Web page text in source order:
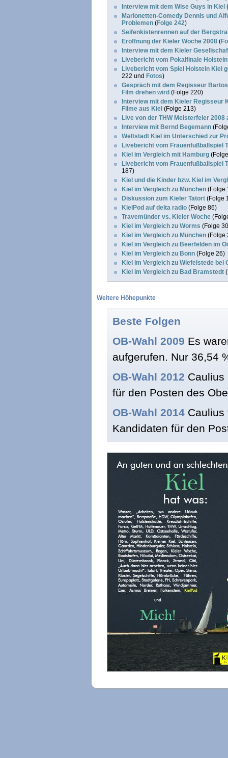
Interview mit dem Wise Guys in Kiel (
Marionetten-Comedy Dennis und
Problemen (Folge 242)
Seifenkistenrennen auf der
Eröffnung der Kieler Woche 2008 (
Interview mit dem Kieler
Livebericht vom Pokalfinale
Livebericht vom Spiel Holstein Kiel
222 und Fotos)
Gespräch mit dem Regisseur
Film drehen wird (Folge 220)
Interview mit dem Kieler Regisseur
Filme aus Kiel (Folge 213)
Live von der THW Meisterfeier
Interview mit Bernd Begemann
Weltstadt Kiel im Unterschied zur
Livebericht vom Frauenfußballspiel
Kiel im Vergleich mit Hamburg
Livebericht vom Frauenfußballspiel
187)
Kiel und die Kinder bzw. Kiel im
Kiel im Vergleich zu München (Folge
Diskussion zum Kieler Tatort (Folge
KielPod auf delta radio (Folge 86)
Travemünder vs. Kieler Woche
Kiel im Vergleich zu Worms (Folge
Kiel im Vergleich zu München (Folge
Kiel im Vergleich zu Beerfelden im
Kiel im Vergleich zu Bonn (Folge 26)
Kiel im Vergleich zu Wiefelstede bei
Kiel im Vergleich zu Bad Bramstedt
Weitere Höhepunkte
Beste Folgen
OB-Wahl 2009 Es
aufgerufen. Nur 36,54
OB-Wahl 2012 Caulius
für den Posten des
OB-Wahl 2014 Caulius
Kandidaten für den